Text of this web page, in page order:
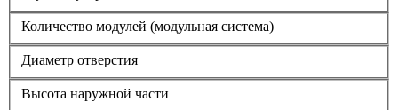
Количество модулей (модульная система)
Диаметр отверстия
Высота наружной части